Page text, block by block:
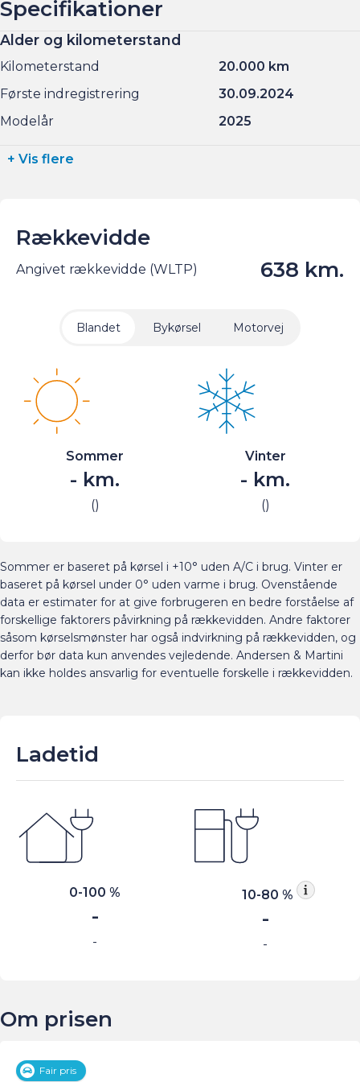
Specifikationer
Alder og kilometerstand
Kilometerstand
20.000 km
Første indregistrering
30.09.2024
Modelår
2025
+ Vis flere
Rækkevidde
Angivet rækkevidde (WLTP) 638 km.
Blandet Bykørsel Motorvej
Sommer
- km.
()
Vinter
- km.
()
Sommer er baseret på kørsel i +10° uden A/C i brug. Vinter er
baseret på kørsel under 0° uden varme i brug. Ovenstående
data er estimater for at give forbrugeren en bedre forståelse af
forskellige faktorers påvirkning på rækkevidden. Andre faktorer
såsom kørselsmønster har også indvirkning på rækkevidden, og
derfor bør data kun anvendes vejledende. Andersen & Martini
kan ikke holdes ansvarlig for eventuelle forskelle i rækkevidden.
Ladetid
0-100 %
-
-
10-80 %
-
-
Om prisen
Fair pris